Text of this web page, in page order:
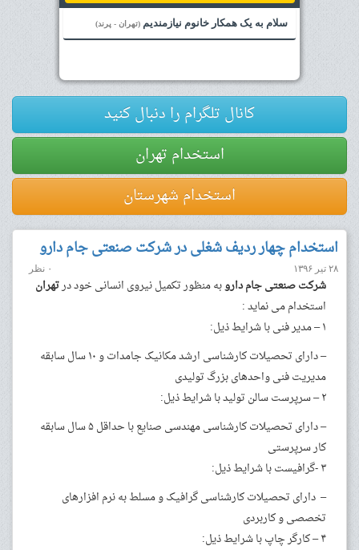
سلام به یک همکار خانوم نیازمندیم (تهران - پرند)
کانال تلگرام را دنبال کنید
استخدام تهران
استخدام شهرستان
استخدام چهار ردیف شغلی در شرکت صنعتی جام دارو
۲۸ تیر ۱۳۹۶ ۰ نظر
شرکت صنعتی جام داروبه منظور تکمیل نیروی انسانی خود درتهران
استخدام می نماید :
۱ – مدیر فنی با شرایط ذیل:
– دارای تحصیلات کارشناسی ارشد مکانیک جامدات و ۱۰ سال سابقه
مدیریت فنی واحدهای بزرگ تولیدی
۲ – سرپرست سالن تولید با شرایط ذیل:
– دارای تحصیلات کارشناسی مهندسی صنایع با حداقل ۵ سال سابقه
کار سرپرستی
۳ -گرافیست با شرایط ذیل:
– دارای تحصیلات کارشناسی گرافیک و مسلط به نرم افزارهای
تخصصی و کاربردی
۴ – کارگر چاپ با شرایط ذیل: